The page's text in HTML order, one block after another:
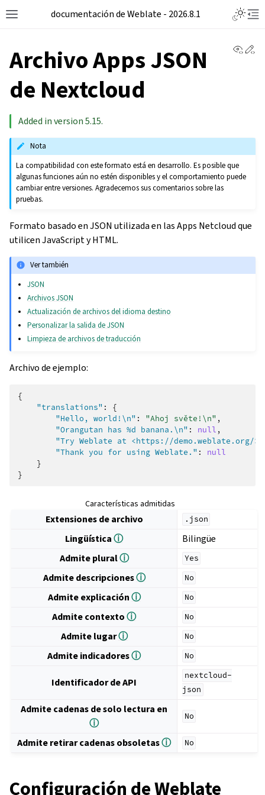
documentación de Weblate - 2026.8.1
Archivo Apps JSON
de Nextcloud
Added in version 5.15.
Nota
La compatibilidad con este formato está en desarrollo. Es posible que
algunas funciones aún no estén disponibles y el comportamiento puede
cambiar entre versiones. Agradecemos sus comentarios sobre las
pruebas.
Formato basado en JSON utilizada en las Apps Netcloud que
utilicen JavaScript y HTML.
Ver también
JSON
Archivos JSON
Actualización de archivos del idioma destino
Personalizar la salida de JSON
Limpieza de archivos de traducción
Archivo de ejemplo:
{
"translations" :
{
"Hello, world!\n" : "Ahoj světe!\n" ,
"Orangutan has %d banana.\n" : null ,
"Try Weblate at <https://demo.weblate.org/
"Thank you for using Weblate." :
null
}
}
Características admitidas
Extensiones de archivo .json
Lingüísticaⓘ
Bilingüe
Admite pluralⓘ Yes
Admite descripcionesⓘ No
Admite explicaciónⓘ No
Admite contextoⓘ No
Admite lugarⓘ No
Admite indicadoresⓘ No
Identificador de API
nextcloud-
json
Admite cadenas de solo lectura en
ⓘ
No
Admite retirar cadenas obsoletasⓘ No
Configuración de Weblate